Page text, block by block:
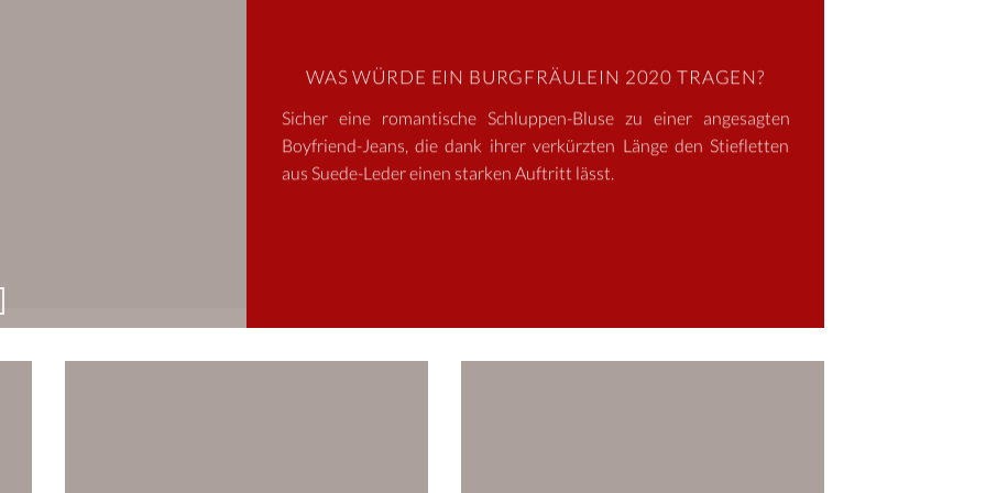
WAS WÜRDE EIN BURGFRÄULEIN 2020 TRAGEN?
Sicher eine romantische Schluppen-Bluse zu einer angesagten
Boyfriend-Jeans, die dank ihrer verkürzten Länge den Stiefletten
aus Suede-Leder einen starken Auftritt lässt.